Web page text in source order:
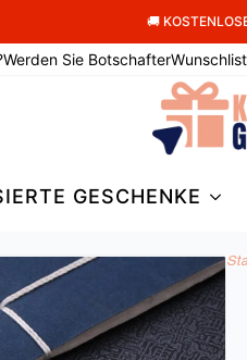
🚚
Werden Sie Botschafter
GESCHENKE